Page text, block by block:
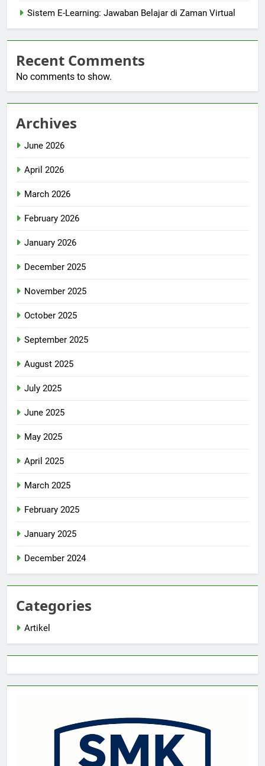
Sistem E-Learning: Jawaban Belajar di Zaman Virtual
Recent Comments
No comments to show.
Archives
June 2026
April 2026
March 2026
February 2026
January 2026
December 2025
November 2025
October 2025
September 2025
August 2025
July 2025
June 2025
May 2025
April 2025
March 2025
February 2025
January 2025
December 2024
Categories
Artikel